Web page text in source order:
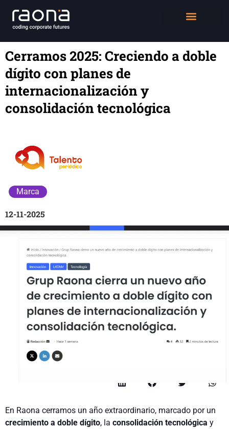
Cerramos 2025: Creciendo a doble
dígito con planes de
internacionalización y
consolidación tecnológica
Marca
12-11-2025
En Raona cerramos un año extraordinario, marcado por un
crecimiento a doble dígito, la consolidación tecnológica y